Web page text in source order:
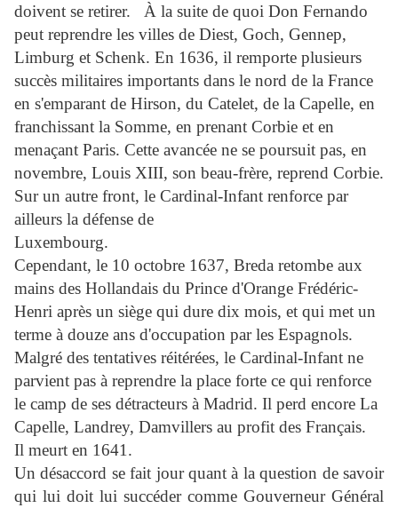
doivent se retirer.
À la suite de quoi Don Fernando
peut reprendre les villes de Diest, Goch, Gennep,
Limburg et Schenk. En 1636, il remporte plusieurs
succès militaires importants dans le nord de la France
en s'emparant de Hirson, du Catelet, de la Capelle, en
franchissant la Somme, en prenant Corbie et en
menaçant Paris. Cette avancée ne se poursuit pas, en
novembre, Louis XIII, son beau-frère, reprend Corbie.
Sur un autre front, le Cardinal-Infant renforce par
ailleurs la défense de
Luxembourg.
Cependant, le 10 octobre 1637, Breda retombe aux
mains des Hollandais du Prince d'Orange Frédéric-
Henri après un siège qui dure dix mois, et qui met un
terme à douze ans d'occupation par les Espagnols.
Malgré des tentatives réitérées, le Cardinal-Infant ne
parvient pas à reprendre la place forte ce qui renforce
le camp de ses détracteurs à Madrid. Il perd encore La
Capelle, Landrey, Damvillers au profit des Français.
Il meurt en 1641.
Un désaccord se fait jour quant à la question de savoir
qui lui doit lui succéder comme Gouverneur Général